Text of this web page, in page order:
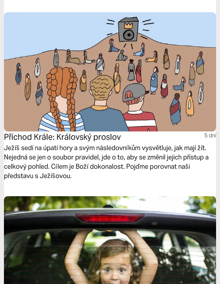
Příchod Krále: Královský proslov 5 dní
Ježíš sedí na úpatí hory a svým následovníkům vysvětluje, jak mají žít.
Nejedná se jen o soubor pravidel, jde o to, aby se změnil jejich přístup a
celkový pohled. Cílem je Boží dokonalost. Pojďme porovnat naši
představu s Ježíšovou.